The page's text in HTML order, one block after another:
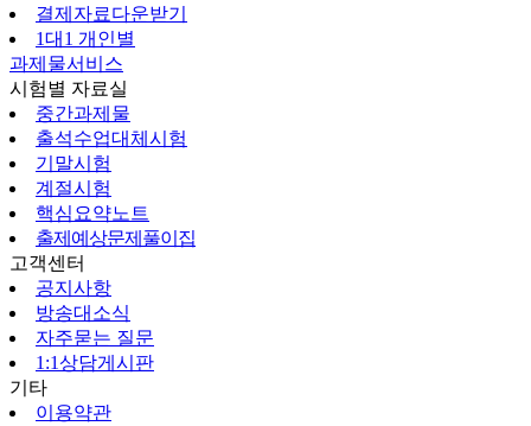
결제자료다운받기
1대1 개인별
과제물서비스
시험별 자료실
중간과제물
출석수업대체시험
기말시험
계절시험
핵심요약노트
출제예상문제풀이집
고객센터
공지사항
방송대소식
자주묻는 질문
1:1상담게시판
기타
이용약관